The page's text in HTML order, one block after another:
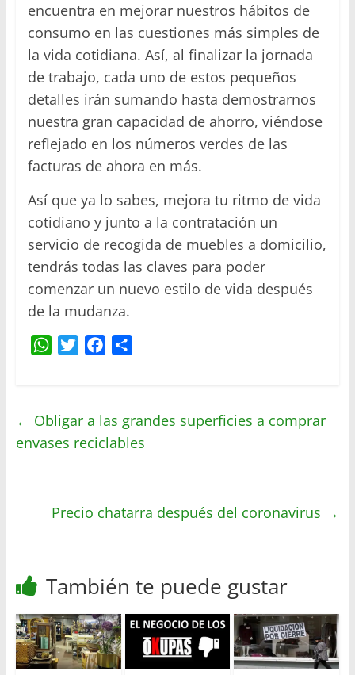
encuentra en mejorar nuestros hábitos de
consumo en las cuestiones más simples de
la vida cotidiana. Así, al finalizar la jornada
de trabajo, cada uno de estos pequeños
detalles irán sumando hasta demostrarnos
nuestra gran capacidad de ahorro, viéndose
reflejado en los números verdes de las
facturas de ahora en más.
Así que ya lo sabes, mejora tu ritmo de vida
cotidiano y junto a la contratación un
servicio de recogida de muebles a domicilio,
tendrás todas las claves para poder
comenzar un nuevo estilo de vida después
de la mudanza.
W
s
A
t
e
b
o
a
r
r
← Obligar a las grandes superficies a comprar
envases reciclables
Precio chatarra después del coronavirus →
También te puede gustar